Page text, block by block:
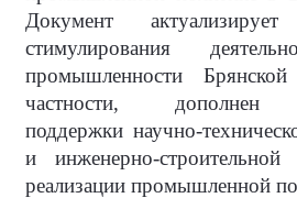
Документ
стимулирования
промышленности
частности, дополнен
поддержки научно-
и инженерно-строительной
реализации промышленной